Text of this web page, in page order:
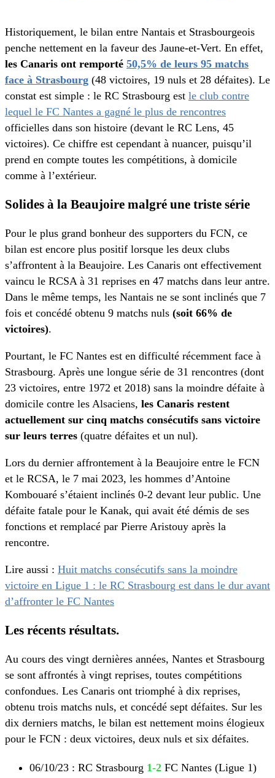
Historiquement, le bilan entre Nantais et Strasbourgeois
penche nettement en la faveur des Jaune-et-Vert. En effet,
les Canaris ont remporté 50,5% de leurs 95 matchs
face à Strasbourg (48 victoires, 19 nuls et 28 défaites). Le
constat est simple : le RC Strasbourg est le club contre
lequel le FC Nantes a gagné le plus de rencontres
officielles dans son histoire (devant le RC Lens, 45
victoires). Ce chiffre est cependant à nuancer, puisqu’il
prend en compte toutes les compétitions, à domicile
comme à l’extérieur.
Solides à la Beaujoire malgré une triste série
Pour le plus grand bonheur des supporters du FCN, ce
bilan est encore plus positif lorsque les deux clubs
s’affrontent à la Beaujoire. Les Canaris ont effectivement
vaincu le RCSA à 31 reprises en 47 matchs dans leur antre.
Dans le même temps, les Nantais ne se sont inclinés que 7
fois et concédé obtenu 9 matchs nuls (soit 66% de
victoires).
Pourtant, le FC Nantes est en difficulté récemment face à
Strasbourg. Après une longue série de 31 rencontres (dont
23 victoires, entre 1972 et 2018) sans la moindre défaite à
domicile contre les Alsaciens, les Canaris restent
actuellement sur cinq matchs consécutifs sans victoire
sur leurs terres (quatre défaites et un nul).
Lors du dernier affrontement à la Beaujoire entre le FCN
et le RCSA, le 7 mai 2023, les hommes d’Antoine
Kombouaré s’étaient inclinés 0-2 devant leur public. Une
défaite fatale pour le Kanak, qui avait été démis de ses
fonctions et remplacé par Pierre Aristouy après la
rencontre.
Lire aussi : Huit matchs consécutifs sans la moindre
victoire en Ligue 1 : le RC Strasbourg est dans le dur avant
d’affronter le FC Nantes
Les récents résultats.
Au cours des vingt dernières années, Nantes et Strasbourg
se sont affrontés à vingt reprises, toutes compétitions
confondues. Les Canaris ont triomphé à dix reprises,
obtenu trois matchs nuls, et concédé sept défaites. Sur les
dix derniers matchs, le bilan est nettement moins élogieux
pour le FCN : deux victoires, deux nuls et six défaites.
06/10/23 : RC Strasbourg 1-2 FC Nantes (Ligue 1)